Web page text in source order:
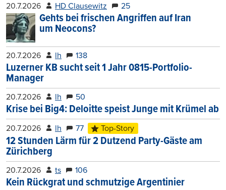
20.7.2026 HD Clausewitz 25
Gehts bei frischen Angriffen auf Iran
um Neocons?
20.7.2026 lh 138
Luzerner KB sucht seit 1 Jahr 0815-Portfolio-
Manager
20.7.2026 lh 50
Krise bei Big4: Deloitte speist Junge mit Krümel ab
20.7.2026 lh 77 Top-Story
12 Stunden Lärm für 2 Dutzend Party-Gäste am
Zürichberg
20.7.2026 ts 106
Kein Rückgrat und schmutzige Argentinier